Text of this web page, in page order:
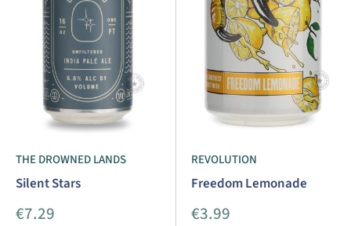
THE DROWNED LANDS
Silent Stars
Aanbiedingsprijs
€7.29
REVOLUTION
Freedom Lemonade
Aanbiedingsprijs
€3.99